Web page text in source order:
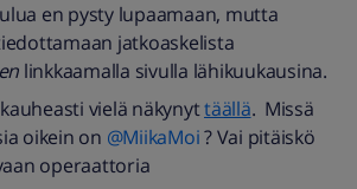
en pysty lupaamaan, mutta
jatkoaskelista
linkkaamalla sivulla lähikuukausina.
vielä näkynyttäällä. Missä
oikein on @MiikaMoi? Vai pitäiskö
operaattoria